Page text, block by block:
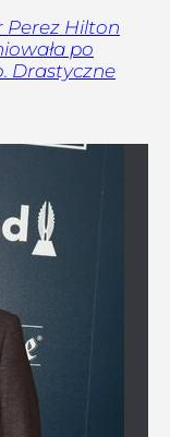
Hilton
po
Drastyczne